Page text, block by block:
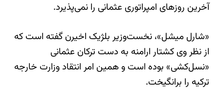
آخرین روزهای امپراتوری عثمانی را نمی‌پذیرد.
«شارل میشل»، نخست‌وزیر بلژیک اخیرن گفته است که
از نظر وی کشتار ارامنه به دست ترکان عثمانی
«نسل‌کشی» بوده است و همین امر انتقاد وزارت خارجه
ترکیه را برانگیخت.